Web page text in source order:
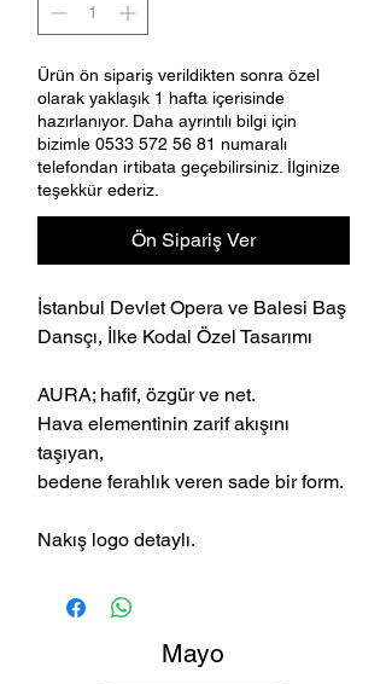
Ürün ön sipariş verildikten sonra özel
olarak yaklaşık 1 hafta içerisinde
hazırlanıyor. Daha ayrıntılı bilgi için
bizimle 0533 572 56 81 numaralı
telefondan irtibata geçebilirsiniz. İlginize
teşekkür ederiz.
Ön Sipariş Ver
İstanbul Devlet Opera ve Balesi Baş
Dansçı, İlke Kodal Özel Tasarımı
AURA; hafif, özgür ve net.
Hava elementinin zarif akışını
taşıyan,
bedene ferahlık veren sade bir form.
Nakış logo detaylı.
Mayo